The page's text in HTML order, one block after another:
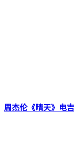
周杰伦《晴天》电